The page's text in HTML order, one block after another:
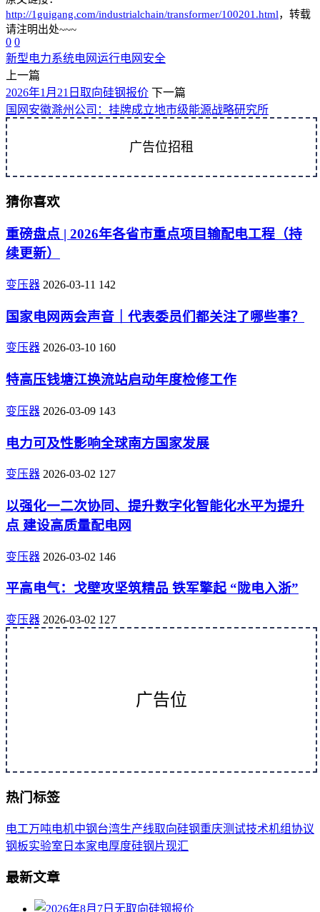
http://1guigang.com/industrialchain/transformer/100201.html，转载
请注明出处~~~
0 0
新型电力系统电网运行电网安全
上一篇
2026年1月21日取向硅钢报价 下一篇
国网安徽滁州公司：挂牌成立地市级能源战略研究所
广告位招租
猜你喜欢
重磅盘点 | 2026年各省市重点项目输配电工程（持
续更新）
变压器 2026-03-11 142
国家电网两会声音｜代表委员们都关注了哪些事？
变压器 2026-03-10 160
特高压钱塘江换流站启动年度检修工作
变压器 2026-03-09 143
电力可及性影响全球南方国家发展
变压器 2026-03-02 127
以强化一二次协同、提升数字化智能化水平为提升
点 建设高质量配电网
变压器 2026-03-02 146
平高电气：戈壁攻坚筑精品 铁军擎起 “陇电入浙”
变压器 2026-03-02 127
广告位
热门标签
电工万吨电机中钢台湾生产线取向硅钢重庆测试技术机组协议
钢板实验室 日本家电厚度硅钢片现汇
最新文章